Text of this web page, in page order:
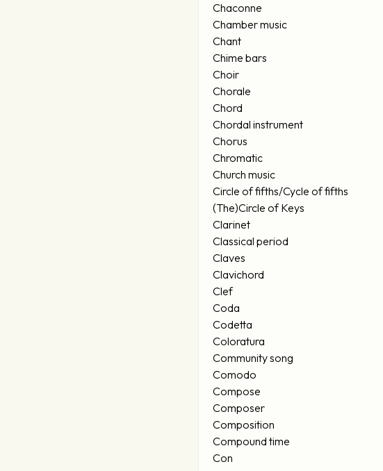
Chaconne
Chamber music
Chant
Chime bars
Choir
Chorale
Chord
Chordal instrument
Chorus
Chromatic
Church music
Circle of fifths/Cycle of fifths
(The)Circle of Keys
Clarinet
Classical period
Claves
Clavichord
Clef
Coda
Codetta
Coloratura
Community song
Comodo
Compose
Composer
Composition
Compound time
Con